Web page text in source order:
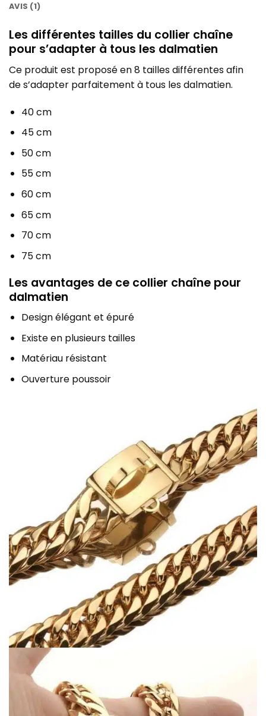
AVIS (1)
Les différentes tailles du collier chaîne
pour s’adapter à tous les dalmatien
Ce produit est proposé en 8 tailles différentes afin
de s’adapter parfaitement à tous les dalmatien.
40 cm
45 cm
50 cm
55 cm
60 cm
65 cm
70 cm
75 cm
Les avantages de ce collier chaîne pour
dalmatien
Design élégant et épuré
Existe en plusieurs tailles
Matériau résistant
Ouverture poussoir